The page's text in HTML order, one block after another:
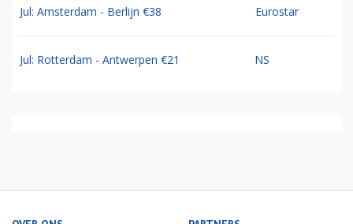
Jul: Amsterdam - Berlijn €38 Eurostar
Jul: Rotterdam - Antwerpen €21 NS